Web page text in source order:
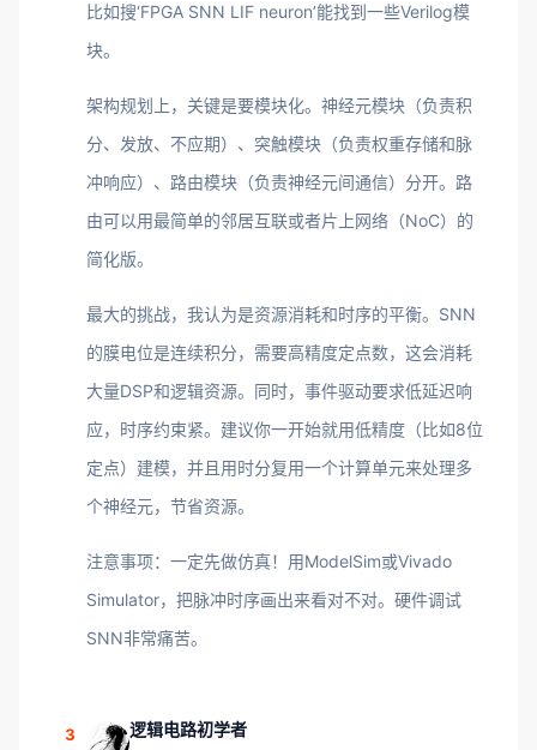
比如搜‘FPGA SNN LIF neuron’能找到一些Verilog模
块。
架构规划上，关键是要模块化。神经元模块（负责积
分、发放、不应期）、突触模块（负责权重存储和脉
冲响应）、路由模块（负责神经元间通信）分开。路
由可以用最简单的邻居互联或者片上网络（NoC）的
简化版。
最大的挑战，我认为是资源消耗和时序的平衡。SNN
的膜电位是连续积分，需要高精度定点数，这会消耗
大量DSP和逻辑资源。同时，事件驱动要求低延迟响
应，时序约束紧。建议你一开始就用低精度（比如8位
定点）建模，并且用时分复用一个计算单元来处理多
个神经元，节省资源。
注意事项：一定先做仿真！用ModelSim或Vivado
Simulator，把脉冲时序画出来看对不对。硬件调试
SNN非常痛苦。
3 逻辑电路初学者